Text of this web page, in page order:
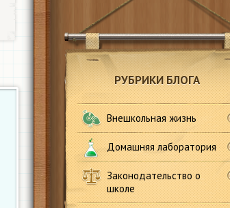
РУБРИКИ БЛОГА
Внешкольная жизнь
Домашняя лаборатория
Законодательство о
школе